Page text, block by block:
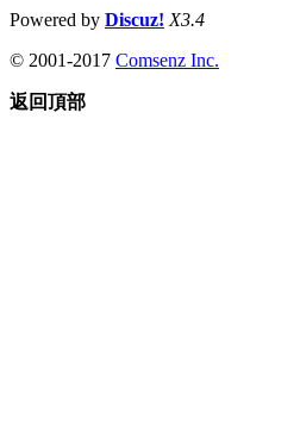
Powered by Discuz! X3.4
© 2001-2017 Comsenz Inc.
返回頂部